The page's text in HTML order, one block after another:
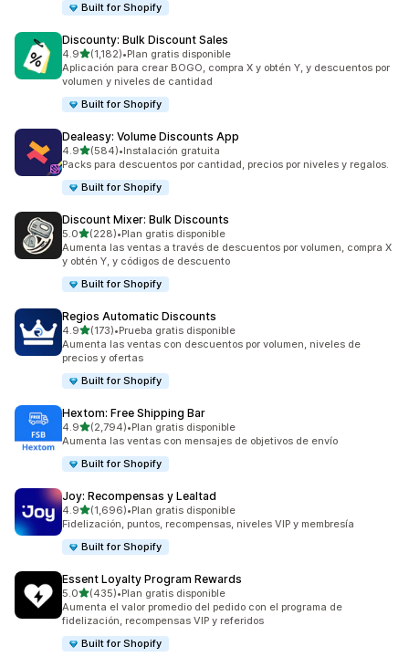
Built for Shopify
Discounty: Bulk Discount Sales
4.9de 5 estrellas
(1,182)
1182 reseñas en total
•Plan gratis disponible
Aplicación para crear BOGO, compra X y obtén Y, y descuentos por
volumen y niveles de cantidad
Built for Shopify
Dealeasy: Volume Discounts App
4.9de 5 estrellas
(584)
584 reseñas en total
•Instalación gratuita
Packs para descuentos por cantidad, precios por niveles y regalos.
Built for Shopify
Discount Mixer: Bulk Discounts
5.0de 5 estrellas
(228)
228 reseñas en total
•Plan gratis disponible
Aumenta las ventas a través de descuentos por volumen, compra X
y obtén Y, y códigos de descuento
Built for Shopify
Regios Automatic Discounts
4.9de 5 estrellas
(173)
173 reseñas en total
•Prueba gratis disponible
Aumenta las ventas con descuentos por volumen, niveles de
precios y ofertas
Built for Shopify
Hextom: Free Shipping Bar
4.9de 5 estrellas
(2,794)
2794 reseñas en total
•Plan gratis disponible
Aumenta las ventas con mensajes de objetivos de envío
Built for Shopify
Joy: Recompensas y Lealtad
4.9de 5 estrellas
(1,696)
1696 reseñas en total
•Plan gratis disponible
Fidelización, puntos, recompensas, niveles VIP y membresía
Built for Shopify
Essent Loyalty Program Rewards
5.0de 5 estrellas
(435)
435 reseñas en total
•Plan gratis disponible
Aumenta el valor promedio del pedido con el programa de
fidelización, recompensas VIP y referidos
Built for Shopify